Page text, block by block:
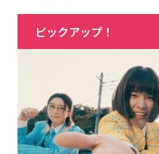
ピックアップ！